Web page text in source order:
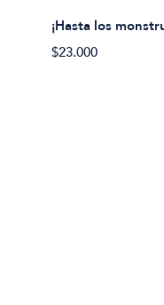
¡Hasta los
$23.000